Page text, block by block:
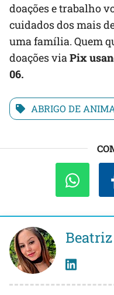
doações e trabalho
cuidados dos mais
uma família. Quem
doações viaPix
06.
ABRIGO DE